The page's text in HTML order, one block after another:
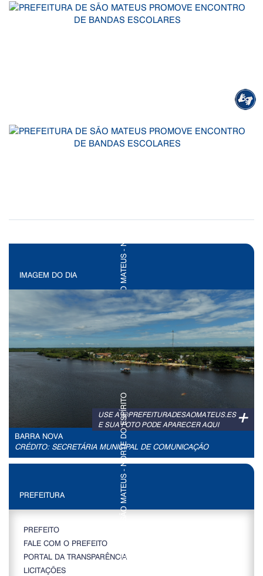
IMAGEM DO DIA
+
USE A @PREFEITURADESAOMATEUS.ES
E SUA FOTO PODE APARECER AQUI
BARRA NOVA
CRÉDITO: SECRETÁRIA MUNICIPAL DE COMUNICAÇÃO
PREFEITURA
PREFEITO
FALE COM O PREFEITO
PORTAL DA TRANSPARÊNCIA
LICITAÇÕES